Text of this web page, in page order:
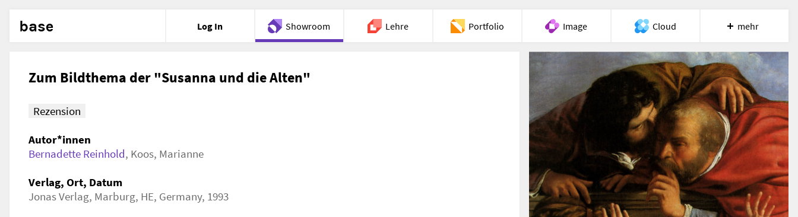
base Log In Showroom Lehre Portfolio Image Cloud
Meet Recherche Hilfe
mehr
Zum Bildthema der "Susanna und die Alten"
Rezension
Autor*innen
Bernadette Reinhold, Koos, Marianne
Verlag, Ort, Datum
Jonas Verlag, Marburg, HE, Germany, 1993